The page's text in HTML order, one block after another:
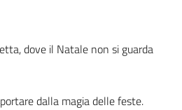
dove il Natale non si guarda
dalla magia delle feste.